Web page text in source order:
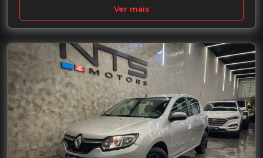
Ver mais